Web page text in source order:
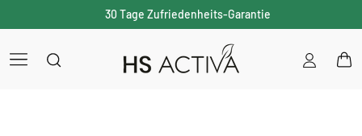
30 Tage Zufriedenheits-Garantie
Einloggen